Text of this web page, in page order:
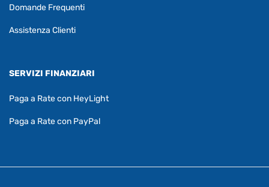
Domande Frequenti
Assistenza Clienti
SERVIZI FINANZIARI
Paga a Rate con HeyLight
Paga a Rate con PayPal